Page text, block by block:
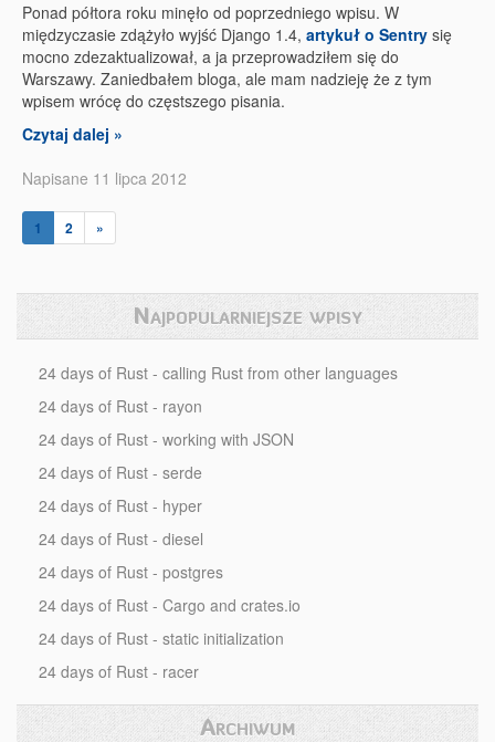
Ponad półtora roku minęło od poprzedniego wpisu. W
międzyczasie zdążyło wyjść Django 1.4, artykuł o Sentry się
mocno zdezaktualizował, a ja przeprowadziłem się do
Warszawy. Zaniedbałem bloga, ale mam nadzieję że z tym
wpisem wrócę do częstszego pisania.
Czytaj dalej »
Napisane 11 lipca 2012
1 2 »
Najpopularniejsze wpisy
24 days of Rust - calling Rust from other languages
24 days of Rust - rayon
24 days of Rust - working with JSON
24 days of Rust - serde
24 days of Rust - hyper
24 days of Rust - diesel
24 days of Rust - postgres
24 days of Rust - Cargo and crates.io
24 days of Rust - static initialization
24 days of Rust - racer
Archiwum